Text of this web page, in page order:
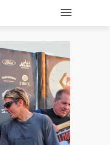
NAVEGACIÓN